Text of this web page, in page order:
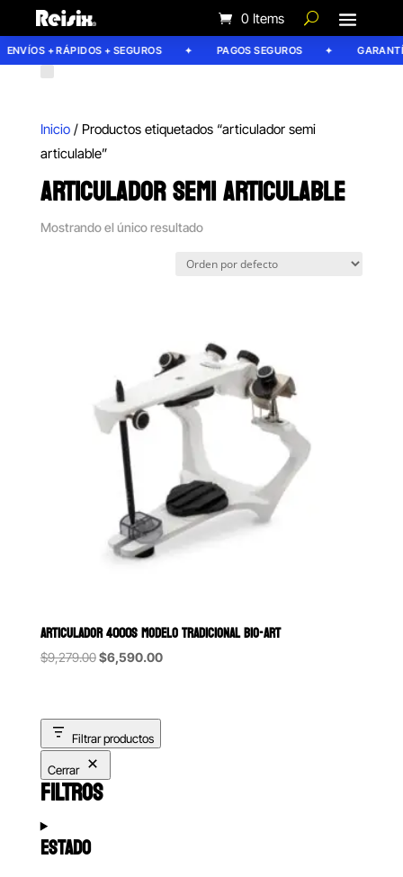
0 Items
ENVÍOS + RÁPIDOS + SEGUROS PAGOS SEGUROS
Inicio/ Productos etiquetados “articulador semi
articulable”
ARTICULADOR SEMI ARTICULABLE
Mostrando el único resultado
ARTICULADOR 4000S MODELO TRADICIONAL BIO-ART
$9,279.00Original
$9,279.00.
$6,590.00Current
Filtrar productos
Cerrar
FILTROS
ESTADO